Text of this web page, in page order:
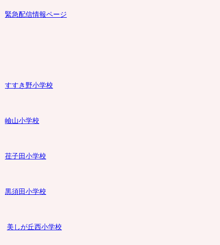
緊急配信情報ページ
すすき野小学校
嶮山小学校
荏子田小学校
黒須田小学校
美しが丘西小学校